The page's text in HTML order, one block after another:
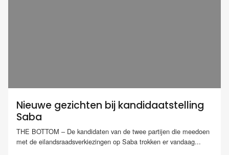
Nieuwe gezichten bij kandidaatstelling
Saba
THE BOTTOM – De kandidaten van de twee partijen die meedoen
met de eilandsraadsverkiezingen op Saba trokken er vandaag...